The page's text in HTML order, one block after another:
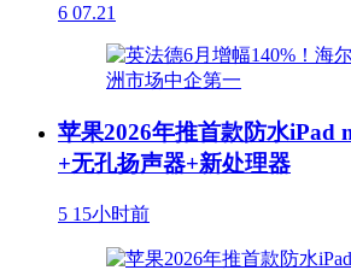
6 07.21
苹果2026年推首款防水iPad
+无孔扬声器+新处理器
5 15小时前